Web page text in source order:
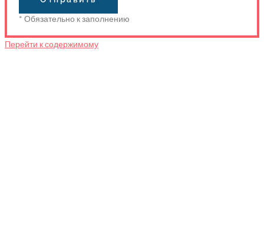
* Обязательно к заполнению
Перейти к содержимому